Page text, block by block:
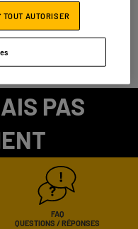
Powered byevermaps ©
PAS
FAQ
QUESTIONS / RÉPONSES
TOUT AUTORISER